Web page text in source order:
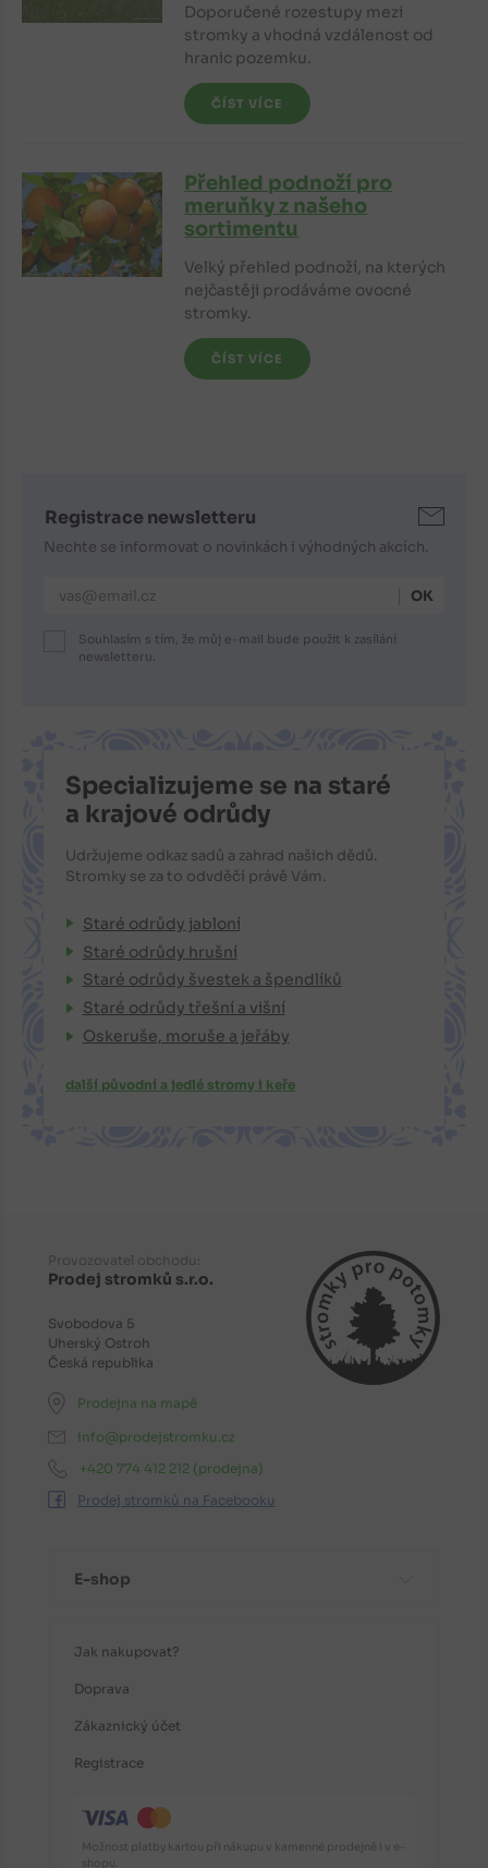
Doporučené rozestupy mezi
stromky a vhodná vzdálenost od
hranic pozemku.
ČÍST VÍCE
Přehled podnoží pro
meruňky z našeho
sortimentu
Velký přehled podnoží, na kterých
nejčastěji prodáváme ovocné
stromky.
ČÍST VÍCE
Registrace newsletteru
Nechte se informovat o novinkách i výhodných akcích.
E-mailová adresa
Souhlasím s tím, že můj e-mail bude použit k zasílání
newsletteru.
Specializujeme se na staré
a krajové odrůdy
Udržujeme odkaz sadů a zahrad našich dědů.
Stromky se za to odvděčí právě Vám.
Staré odrůdy jabloní
Staré odrůdy hrušní
Staré odrůdy švestek a špendlíků
Staré odrůdy třešní a višní
Oskeruše, moruše a jeřáby
další původní a jedlé stromy i keře
Provozovatel obchodu:
Prodej stromků s.r.o.
Svobodova 5
Uherský Ostroh
Česká republika
Prodejna na mapě
info@prodejstromku.cz
+420 774 412 212 (prodejna)
Prodej stromků na Facebooku
E-shop
Jak nakupovat?
Doprava
Zákaznický účet
Registrace
Možnost platby kartou při nákupu v kamenné prodejně i v e-
shopu.